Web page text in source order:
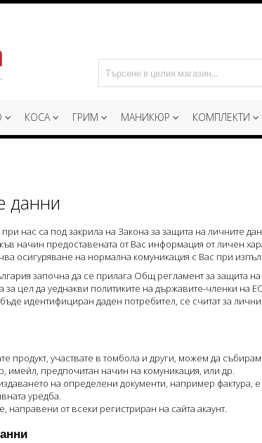
КОСА ГРИМ МАНИКЮР КОМПЛЕКТИ
данни
нас са под закрила на Закона за защита на личните
начин предоставената от Вас информация от личен
осигуряване на нормална комуникация с Вас при
започна да се прилага Общ регламент за защита
цел да уеднакви политиките на държавите-членки на
идентифициран даден потребител, се считат за
продукт, участвате в томбола и други, можем да
предпочитан начин на комуникация, или др.
на определени документи, например
уредба.
направени от всеки регистриран на сайта акаунт.